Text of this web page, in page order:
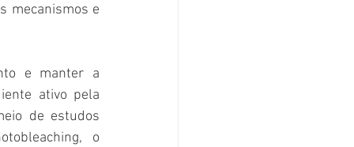
mecanismos e
e manter a
ativo pela
de estudos